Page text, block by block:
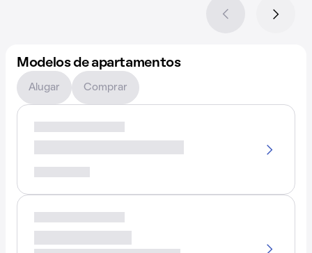
Modelos de apartamentos
Alugar Comprar